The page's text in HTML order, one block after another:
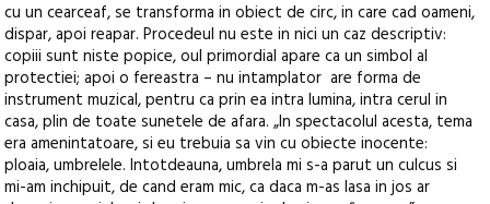
cu un cearceaf, se transforma in obiect de circ, in care cad oameni,
dispar, apoi reapar. Procedeul nu este in nici un caz descriptiv:
copiii sunt niste popice, oul primordial apare ca un simbol al
protectiei; apoi o fereastra – nu intamplator are forma de
instrument muzical, pentru ca prin ea intra lumina, intra cerul in
casa, plin de toate sunetele de afara. „In spectacolul acesta, tema
era amenintatoare, si eu trebuia sa vin cu obiecte inocente:
ploaia, umbrelele. Intotdeauna, umbrela mi s-a parut un culcus si
mi-am inchipuit, de cand eram mic, ca daca m-as lasa in jos ar